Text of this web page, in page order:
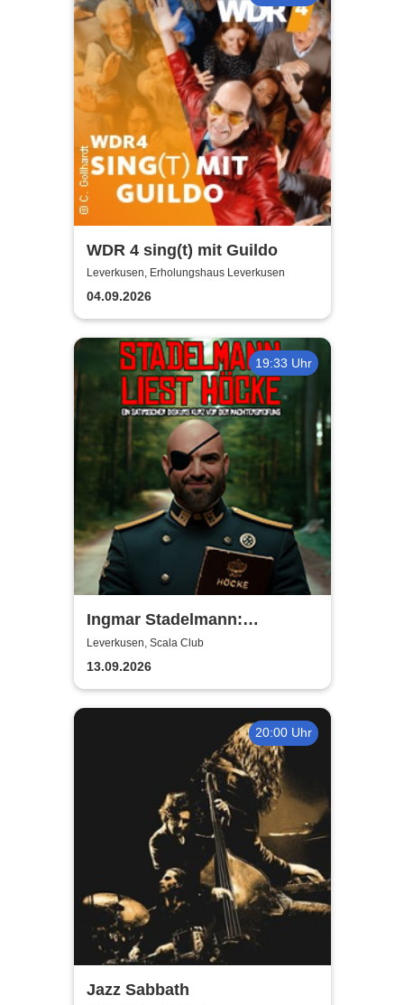
WDR 4 sing(t) mit Guildo
Leverkusen, Erholungshaus Leverkusen
04.09.2026
19:33 Uhr
Ingmar Stadelmann:
Stadelmann liest Höcke - ein
satirischer Diskurs
Leverkusen, Scala Club
13.09.2026
20:00 Uhr
Jazz Sabbath